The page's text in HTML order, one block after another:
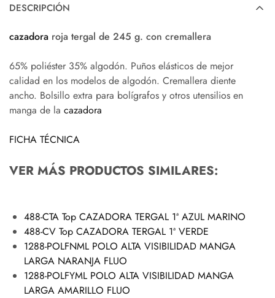
DESCRIPCIÓN
cazadora roja tergal de 245 g. con cremallera
65% poliéster 35% algodón. Puños elásticos de mejor
calidad en los modelos de algodón. Cremallera diente
ancho. Bolsillo extra para bolígrafos y otros utensilios en
manga de la cazadora
FICHA TÉCNICA
VER MÁS PRODUCTOS SIMILARES:
488-CTA Top CAZADORA TERGAL 1ª AZUL MARINO
488-CV Top CAZADORA TERGAL 1ª VERDE
1288-POLFNML POLO ALTA VISIBILIDAD MANGA
LARGA NARANJA FLUO
1288-POLFYML POLO ALTA VISIBILIDAD MANGA
LARGA AMARILLO FLUO